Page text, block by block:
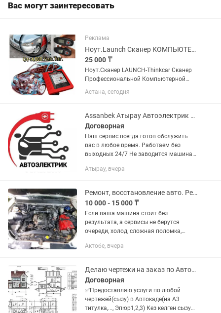
Вас могут заинтересовать
Реклама
Ноут.Launch Сканер КОМПЬЮТЕРной диагностики Авто.Прибор.OBD2,ЭБУ.
25 000 ₸
Ноут.Сканер LAUNCH-Thinkcar Сканер
Профессиональной Компьютерной
Диагно 2026года. New, от Известной,
Легендарной Компании LAUNCH,
и Модели Авто. Машин Включая...
Астана, сегодня
Assanbek Атырау Автоэлектрик 24/7
Договорная
Наш сервис всегда готов обслужить
вас в любое время. Работаем без
выходных 24/7 Не заводится машина ?
Мы экономим ваше время и средства.
Атырау, вчера
Ремонт, восстановление авто. Ремонтирую у себя
10 000 - 15 000 ₸
Если ваша машина стоит без
результата, а сервисы не берутся
очереди, холод, сложная поломка,
работаю именно с такими
Актобе, вчера
Делаю чертежи на заказ по Автокаду
Договорная
✅Предоставляю услуги по любой
чертежей(сызу) в Автокаде(на А3
титулка,..., Эпюр1,2,3) Кез келген сызу